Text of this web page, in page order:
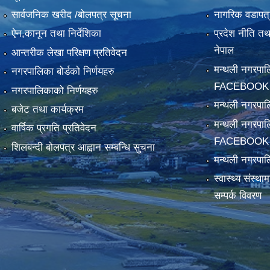
सार्वजनिक खरीद /बोलपत्र सूचना
ऐन,कानून तथा निर्देशिका
आन्तरीक लेखा परिक्षण प्रतिवेदन
नगरपालिका बोर्डको निर्णयहरु
नगरपालिकाको निर्णयहरु
बजेट तथा कार्यक्रम
वार्षिक प्रगति प्रतिवेदन
शिलबन्दी बोलपत्र आह्वान सम्बन्धि सुचना
नागरिक
प्रदेश नीति
नेपाल
मन्थली
मन्थली
मन्थली
FACEBOOK
मन्थली
स्वास्थ्य
सम्पर्क विवरण